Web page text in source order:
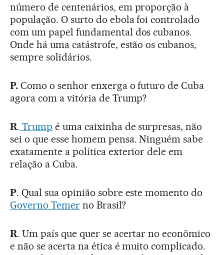
número de centenários, em proporção à
população. O surto do ebola foi controlado
com um papel fundamental dos cubanos.
Onde há uma catástrofe, estão os cubanos,
sempre solidários.
P.Como o senhor enxerga o futuro de Cuba
agora com a vitória de Trump?
R. Trump é uma caixinha de surpresas, não
sei o que esse homem pensa. Ninguém sabe
exatamente a política exterior dele em
relação a Cuba.
P. Qual sua opinião sobre este momento do
Governo Temerno Brasil?
R. Um país que quer se acertar no econômico
e não se acerta na ética é muito complicado.